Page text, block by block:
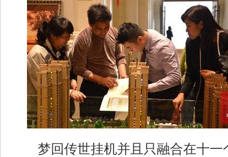
梦回传世挂机并且只融合在十一